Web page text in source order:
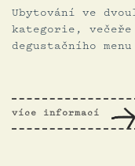
Ubytování ve
kategorie, večeře
degustačního
více informací